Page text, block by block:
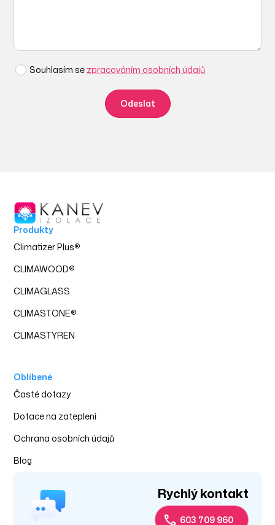
Souhlasím se zpracováním osobních údajů
Produkty
Climatizer Plus®
CLIMAWOOD®
CLIMAGLASS
CLIMASTONE®
CLIMASTYREN
Oblíbené
‍Časté dotazy
Dotace na zateplení
Ochrana osobních údajů
Blog
Rychlý kontakt
603 709 960